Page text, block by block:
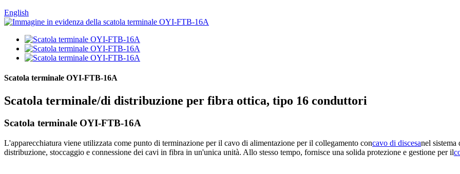
English
Scatola terminale OYI-FTB-16A
Scatola terminale/di distribuzione per fibra ottica, tipo 16 conduttori
Scatola terminale OYI-FTB-16A
L'apparecchiatura viene utilizzata come punto di terminazione per il cavo di alimentazione per il collegamento concavo di discesanel
distribuzione, stoccaggio e connessione dei cavi in ​​fibra in un'unica unità. Allo stesso tempo, fornisce una solida protezione e gestione per il